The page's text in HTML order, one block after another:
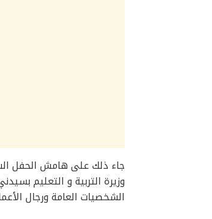
جاء ذلك على هامش الحفل
وزيرة التربية و التعليم
الشخصيات العامة ورجال